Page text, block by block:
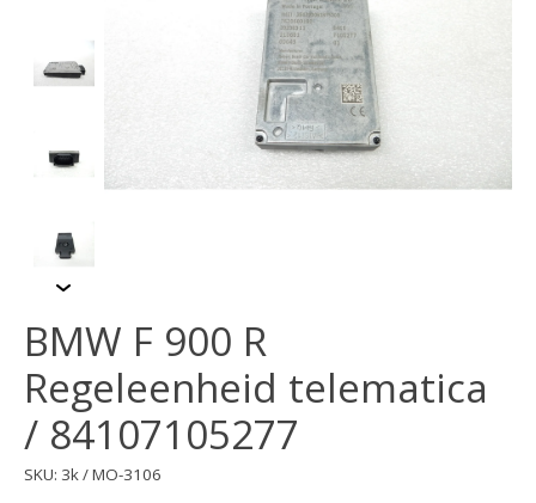
BMW F 900 R
Regeleenheid telematica
/ 84107105277
SKU: 3k / MO-3106